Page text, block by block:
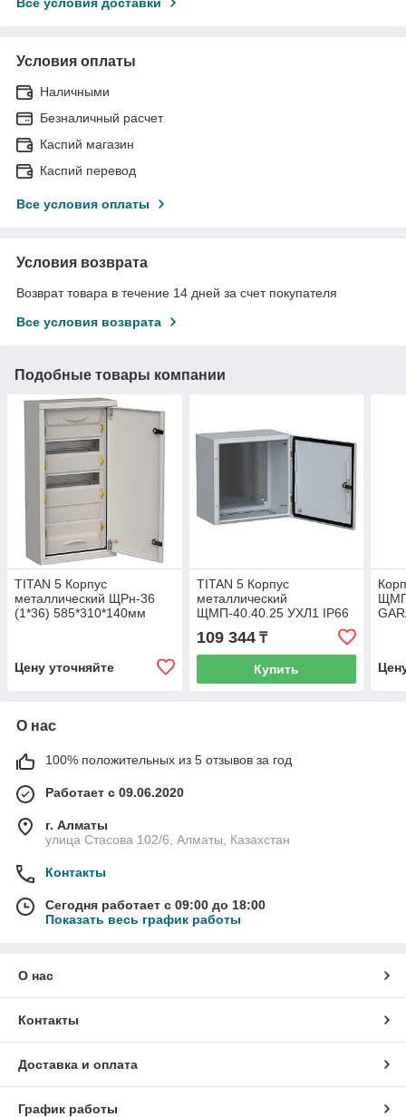
Условия оплаты
Наличными
Безналичный расчет
Каспий магазин
Каспий перевод
Все условия оплаты
Условия возврата
Возврат товара в течение 14 дней за счет покупателя
Все условия возврата
Подобные товары компании
TITAN 5 Корпус
металлический ЩРн-36
(1*36) 585*310*140мм
Цену уточняйте
TITAN 5 Корпус
металлический
ЩМП-40.40.25 УХЛ1 IP66
109 344₸
Купить
О нас
100% положительных из 5 отзывов за год
Работает с 09.06.2020
г. Алматы
улица Стасова 102/6, Алматы, Казахстан
Контакты
Сегодня работает с 09:00 до 18:00
Показать весь график работы
О нас
Контакты
Доставка и оплата
График работы